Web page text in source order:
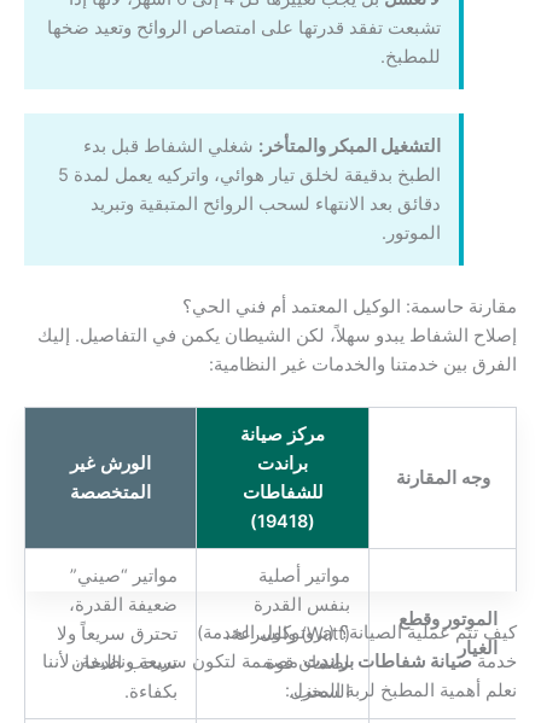
تشبعت تفقد قدرتها على امتصاص الروائح وتعيد ضخها
للمطبخ.
التشغيل المبكر والمتأخر: شغلي الشفاط قبل بدء
الطبخ بدقيقة لخلق تيار هوائي، واتركيه يعمل لمدة 5
دقائق بعد الانتهاء لسحب الروائح المتبقية وتبريد
الموتور.
مقارنة حاسمة: الوكيل المعتمد أم فني الحي؟
إصلاح الشفاط يبدو سهلاً، لكن الشيطان يكمن في التفاصيل. إليك
الفرق بين خدمتنا والخدمات غير النظامية:
وجه المقارنة
مركز صيانة
براندت
للشفاطات
(19418)
الورش غير
المتخصصة
الموتور وقطع
الغيار
مواتير أصلية
بنفس القدرة
(Watt) والسرعة،
لضمان قوة
السحب.
مواتير “صيني”
ضعيفة القدرة،
تحترق سريعاً ولا
تسحب الدخان
بكفاءة.
كيف تتم عملية الصيانة؟ (بروتوكول الخدمة)
خدمةصيانة شفاطات براندتمصممة لتكون سريعة ونظيفة، لأننا
نعلم أهمية المطبخ لربة المنزل: